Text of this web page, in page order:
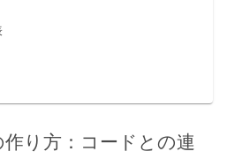
り方：コードとの連